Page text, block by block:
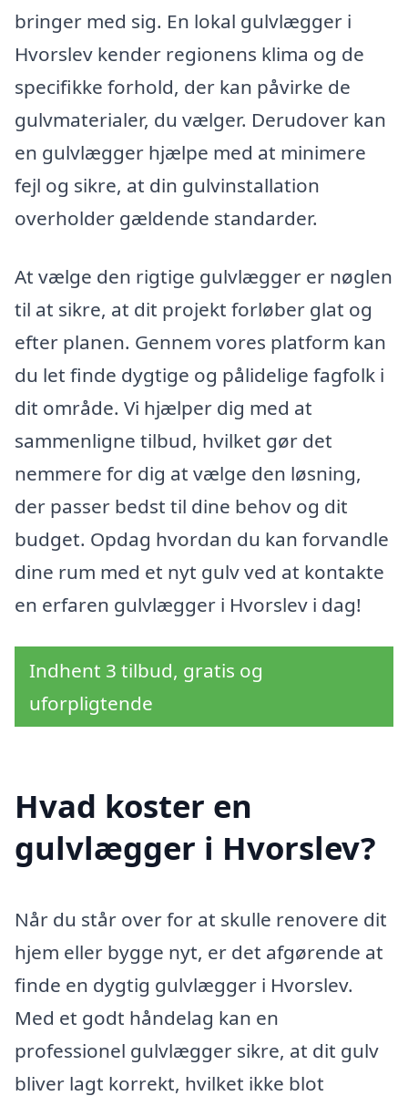
bringer med sig. En lokal gulvlægger i
Hvorslev kender regionens klima og de
specifikke forhold, der kan påvirke de
gulvmaterialer, du vælger. Derudover kan
en gulvlægger hjælpe med at minimere
fejl og sikre, at din gulvinstallation
overholder gældende standarder.
At vælge den rigtige gulvlægger er nøglen
til at sikre, at dit projekt forløber glat og
efter planen. Gennem vores platform kan
du let finde dygtige og pålidelige fagfolk i
dit område. Vi hjælper dig med at
sammenligne tilbud, hvilket gør det
nemmere for dig at vælge den løsning,
der passer bedst til dine behov og dit
budget. Opdag hvordan du kan forvandle
dine rum med et nyt gulv ved at kontakte
en erfaren gulvlægger i Hvorslev i dag!
Indhent 3 tilbud, gratis og
uforpligtende
Hvad koster en
gulvlægger i Hvorslev?
Når du står over for at skulle renovere dit
hjem eller bygge nyt, er det afgørende at
finde en dygtig gulvlægger i Hvorslev.
Med et godt håndelag kan en
professionel gulvlægger sikre, at dit gulv
bliver lagt korrekt, hvilket ikke blot